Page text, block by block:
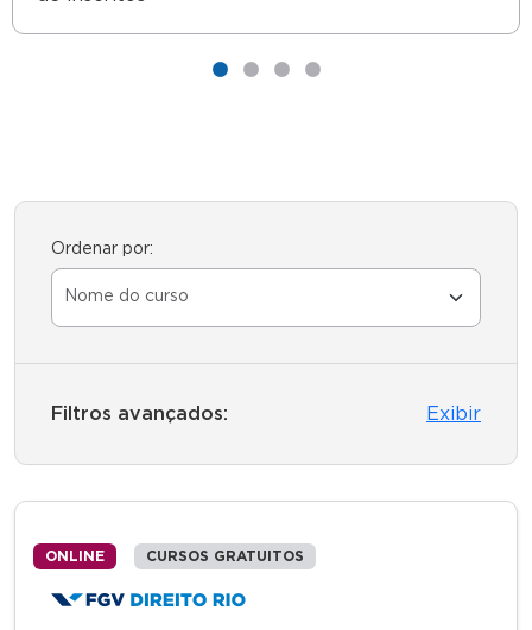
Ordenar por:
Filtros avançados: Exibir
ONLINE CURSOS GRATUITOS